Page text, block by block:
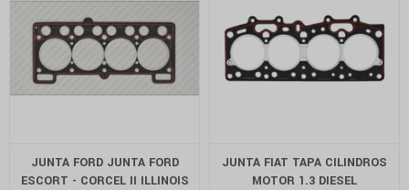
JUNTA FORD JUNTA FORD
ESCORT - CORCEL II ILLINOIS
JUNTA FIAT TAPA CILINDROS
MOTOR 1.3 DIESEL